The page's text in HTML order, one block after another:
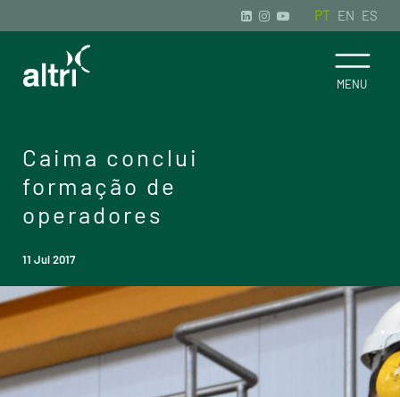
PT EN ES
Caima conclui
formação de
operadores
11 Jul 2017